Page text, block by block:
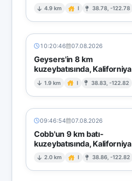
4.9 km I 38.78, -122.78
10:20:46 07.08.2026
Geysers'in 8 km
kuzeybatısında, Kaliforniya
1.9 km I 38.83, -122.82
09:46:54 07.08.2026
Cobb'un 9 km batı-
kuzeybatısında, Kaliforniya
2.0 km I 38.86, -122.82